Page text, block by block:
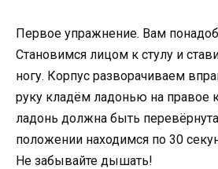
Первое упражнение. Вам
Становимся лицом к стулу и
ногу. Корпус разворачиваем
руку кладём ладонью на правое
ладонь должна быть
положении находимся по 30
Не забывайте дышать!